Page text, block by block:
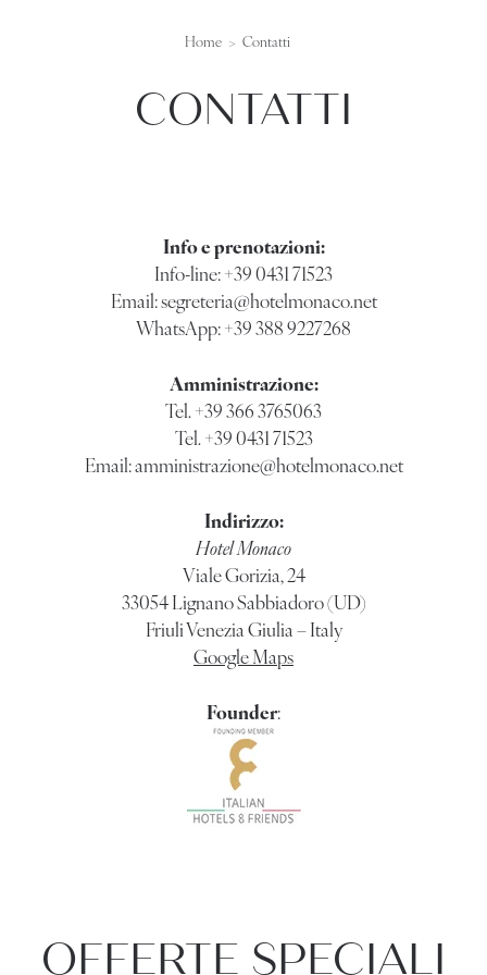
Home Contatti
CONTATTI
Info e prenotazioni:
Info-line:+39 0431 71523
Email:segreteria@hotelmonaco.net
WhatsApp:+39 388 9227268
Amministrazione:
Tel.+39 366 3765063
Tel.+39 0431 71523
Email:amministrazione@hotelmonaco.net
Indirizzo:
Hotel Monaco
Viale Gorizia, 24
33054 Lignano Sabbiadoro (UD)
Friuli Venezia Giulia – Italy
Google Maps
Founder:
OFFERTE SPECIALI